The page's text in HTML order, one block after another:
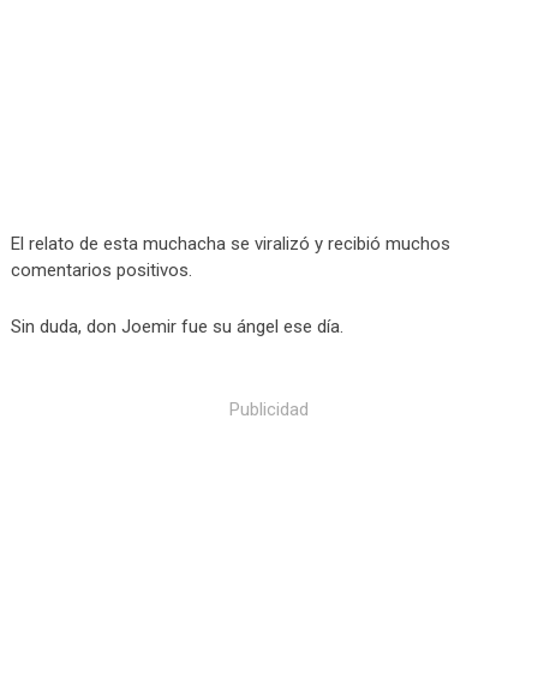
El relato de esta muchacha se viralizó y recibió muchos
comentarios positivos.
Sin duda, don Joemir fue su ángel ese día.
Publicidad